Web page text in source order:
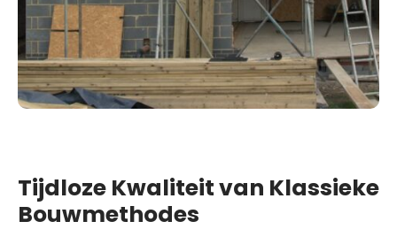
Tijdloze Kwaliteit van Klassieke
Bouwmethodes